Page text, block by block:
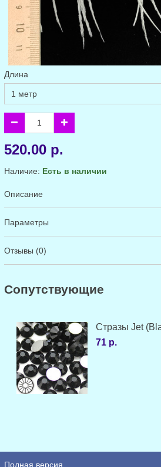
Длина
520.00 р.
Наличие: Есть в наличии
Описание
Параметры
Отзывы (0)
Cопутствующие
Стразы Jet
71 р.
Полная версия